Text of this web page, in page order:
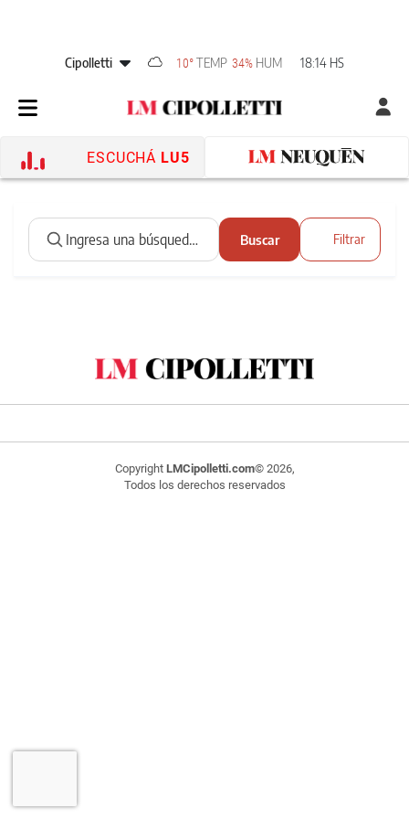
Cipolletti 10°TEMP 34% HUM 18:14 HS
ESCUCHÁ LU5
Buscar Filtrar
Copyright LMCipolletti.com© 2026,
Todos los derechos reservados